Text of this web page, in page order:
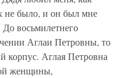
не было, и он был мне
восьмилетнего
Аглаи Петровны, то
корпус. Аглая Петровна
женщины,